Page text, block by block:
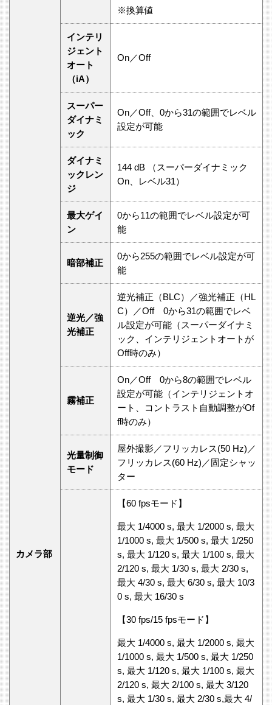
カメラ部
※換算値
インテリ
ジェント
オート
（iA）
On／Off
スーパー
ダイナミ
ック
On／Off、0から31の範囲でレベル
設定が可能
ダイナミ
ックレン
ジ
144 dB （スーパーダイナミック
On、レベル31）
最大ゲイ
ン
0から11の範囲でレベル設定が可
能
暗部補正
0から255の範囲でレベル設定が可
能
逆光／強
光補正
逆光補正（BLC）／強光補正（HL
C）／Off 0から31の範囲でレベ
ル設定が可能（スーパーダイナミ
ック、インテリジェントオートが
Off時のみ）
霧補正
On／Off 0から8の範囲でレベル
設定が可能（インテリジェントオ
ート、コントラスト自動調整がOf
f時のみ）
光量制御
モード
屋外撮影／フリッカレス(50 Hz)／
フリッカレス(60 Hz)／固定シャッ
ター
【60 fpsモード】
最大 1/4000 s, 最大 1/2000 s, 最大
1/1000 s, 最大 1/500 s, 最大 1/250
s, 最大 1/120 s, 最大 1/100 s, 最大
2/120 s, 最大 1/30 s, 最大 2/30 s,
最大 4/30 s, 最大 6/30 s, 最大 10/3
0 s, 最大 16/30 s
【30 fps/15 fpsモード】
最大 1/4000 s, 最大 1/2000 s, 最大
1/1000 s, 最大 1/500 s, 最大 1/250
s, 最大 1/120 s, 最大 1/100 s, 最大
2/120 s, 最大 2/100 s, 最大 3/120
s, 最大 1/30 s, 最大 2/30 s,最大 4/